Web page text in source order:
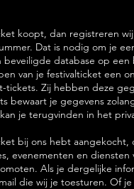
koopt, dan registreren
Dat is nodig om je
database op een
van je festivalticket een
tickets. Zij hebben deze
bewaart je gegevens
je terugvinden in het
bij ons hebt
evenementen en
Als je dergelijke
die wij je toesturen. Of